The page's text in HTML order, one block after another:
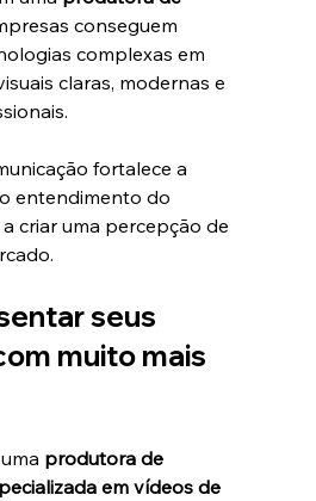
conseguem
complexas em
claras, modernas e
fortalece a
entendimento do
criar uma percepção de
seus
muito mais
produtora de
em vídeos de